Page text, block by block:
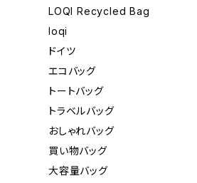
LOQI Recycled Bag
loqi
ドイツ
エコバッグ
トートバッグ
トラベルバッグ
おしゃれバッグ
買い物バッグ
大容量バッグ